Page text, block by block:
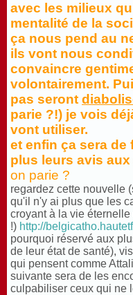
avec les milieux
mentalité de la
ça nous pend au
ils vont nous
convaincre
volontairement.
pas seront
parie ?!) je vois
vont utiliser.
et enfin ça sera de
plus leurs avis aux
on parie ?
regardez cette nouvelle
qu'il n'y ai plus que les
croyant à la vie
!) http://
pourquoi réservé aux
de leur état de santé),
qui pensent comme
suivante sera de les
culpabiliser ceux qui ne